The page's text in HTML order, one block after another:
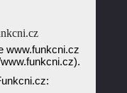
www.funkcni.cz